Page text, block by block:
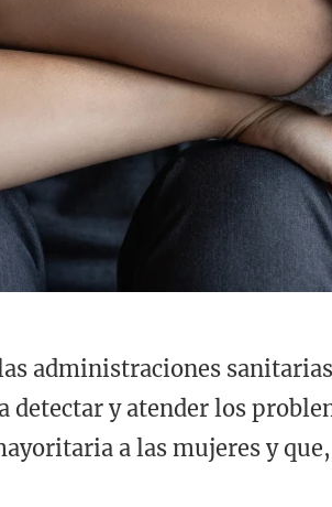
administraciones
y atender los
a las mujeres y